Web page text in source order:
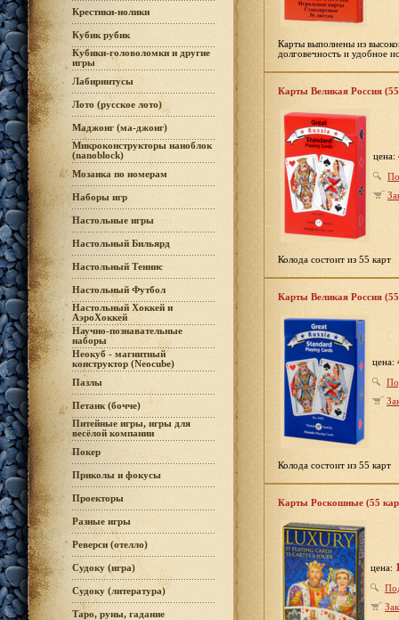
Крестики-нолики
Кубик рубик
Кубики-головоломки и другие
игры
Лабиринтусы
Лото (русское лото)
Маджонг (ма-джонг)
Микроконструкторы наноблок
(nanoblock)
Мозаика по номерам
Наборы игр
Настольные игры
Настольный Бильярд
Настольный Теннис
Настольный Футбол
Настольный Хоккей и
АэроХоккей
Научно-познавательные
наборы
Неокуб - магнитный
конструктор (Neocube)
Пазлы
Петанк (бочче)
Питейные игры, игры для
весёлой компании
Покер
Приколы и фокусы
Проекторы
Разные игры
Реверси (отелло)
Судоку (игра)
Судоку (литература)
Таро, руны, гадание
Карты выполнены из
долговечность и удобное
Карты Великая Россия
цена:
Колода состоит из 55 карт
Карты Великая Россия
цена:
Колода состоит из 55 карт
Карты Роскошные (55
цена: